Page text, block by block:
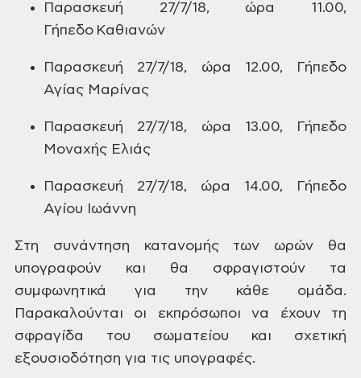
Παρασκευή 27/7/18, ώρα 11.00,
Γήπεδο Καθιανών
Παρασκευή 27/7/18, ώρα 12.00, Γήπεδο
Αγίας Μαρίνας
Παρασκευή 27/7/18, ώρα 13.00, Γήπεδο
Μοναχής Ελιάς
Παρασκευή 27/7/18, ώρα 14.00, Γήπεδο
Αγίου Ιωάννη
Στη συνάντηση κατανομής των ωρών θα
υπογραφούν και θα σφραγιστούν τα
συμφωνητικά για την κάθε ομάδα.
Παρακαλούνται οι εκπρόσωποι να έχουν τη
σφραγίδα του σωματείου και σχετική
εξουσιοδότηση για τις υπογραφές.